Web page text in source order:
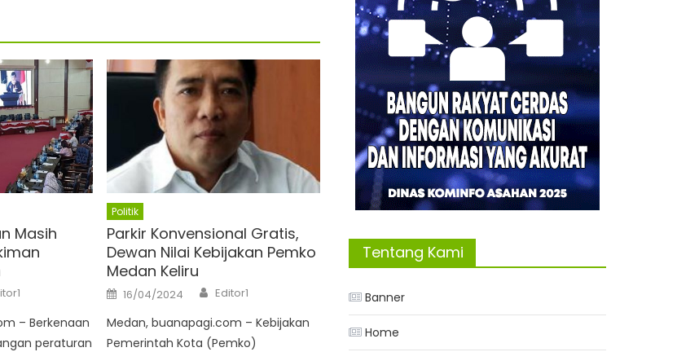
Masih
– Berkenaan
peraturan
Politik
Parkir Konvensional Gratis,
Dewan Nilai Kebijakan Pemko
Medan Keliru
Posted
on
16/04/2024 Author
Editor1
Medan, buanapagi.com – Kebijakan
Pemerintah Kota (Pemko)
Tentang Kami
Banner
Home